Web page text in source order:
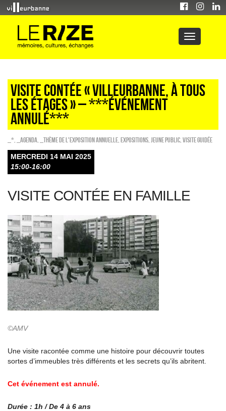
VISITE CONTÉE « VILLEURBANNE, À TOUS
LES ÉTAGES » – ***ÉVÉNEMENT
ANNULÉ***
_* _Agenda _Thème de l'exposition annuelle EXPOSITIONS Jeune public Visite guidée
MERCREDI 14 MAI 2025
15:00-16:00
VISITE CONTÉE EN FAMILLE
©AMV
Une visite racontée comme une histoire pour découvrir toutes
sortes d’immeubles très différents et les secrets qu’ils abritent.
Cet événement est annulé.
Durée : 1h / De 4 à 6 ans